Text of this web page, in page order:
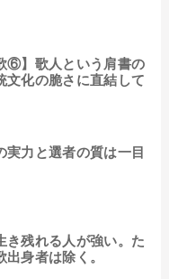
⑥】歌人という肩書の
文化の脆さに直結して
力と選者の質は一目
き残れる人が強い。た
身者は除く。